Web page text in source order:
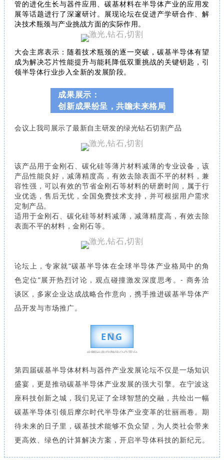
管的进化生长与器件应用、碳基材料在半导体产业的应用发
展等话题进行了深邃研讨。展现论坛在促进产学研合作、解
决技术瓶颈与产业挑战方面的实际作用。
大会主席表示：随着技术瓶颈的逐一突破，碳基半导体有望
成为解决芯片性能提升与能耗降低双重挑战的关键钥匙，引
领半导体行业步入全新的发展阶段。
成果展示：
创新成果纷呈，共瞻未来格局
会议上我司展示了最新自主研发的绿光钻石切割产品
该产品用于金刚石、碳化硅等薄片材料减薄的专业设备，该
产品性能良好，减薄精度高，有效去除表面不平的材料，兼
容性强，可以有效的节省金刚石等材料的研磨时间，属于行
业优选，售后无忧，全国免费技术支持，并可根据用户需求
定制产品。
适用于金刚石、碳化硅等材料减薄，减薄精度高，有效去除
表面不平的材料，金刚石等。
论坛上，专家就“碳基半导体在全球半导体产业格局中的角
色定位”展开热烈讨论，观点碰撞激发深度思考。- 商务洽
谈区，多家企业达成战略合作意向，携手推进碳基半导体产
品开发与市场推广。
ENG
第四届碳基半导体材料与器件产业发展论坛不仅是一场知识
盛宴，更是推动碳基半导体产业发展的强大引擎。在宁波这
座科技创新之城，我们见证了全球智慧的交融，共绘出一幅
碳基半导体引领后摩尔时代半导体产业变革的壮丽画卷。期
待未来的日子里，碳基技术能够不负众望，为人类社会带来
更高效、绿色的计算解决方案，开启半导体科技的新纪元。